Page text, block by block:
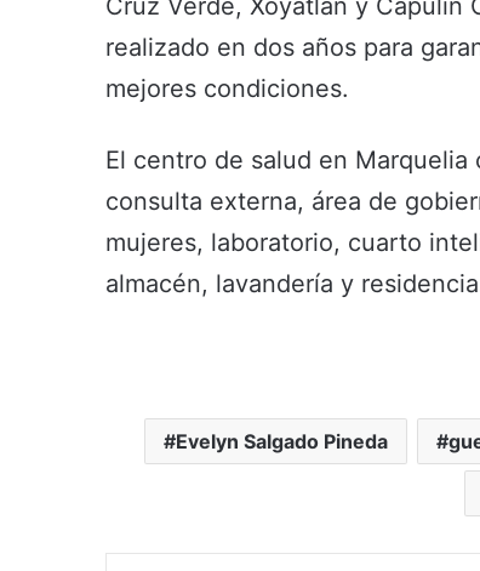
Cruz Verde, Xoyatlán y Capulín
realizado en dos años para
mejores condiciones.
El centro de salud en
consulta externa, área de
mujeres, laboratorio, cuarto
almacén, lavandería y
Evelyn Salgado Pineda